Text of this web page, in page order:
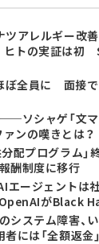
ツアレルギー改
トの実証は初
ぼ全員に 面接
ソシャゲ「文マ
ンの嘆きとは？
分配プログラム
酬制度に移行
エージェントは
がBlack
システム障害、
には「全額返金